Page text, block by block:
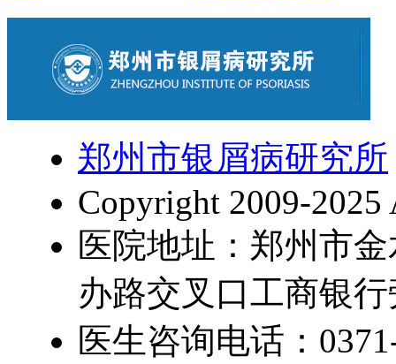
郑州市银屑病研究所
Copyright 2009-2025
医院地址：郑州市
办路交叉口工商银
医生咨询电话：